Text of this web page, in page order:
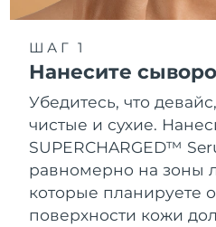
ШАГ 1
Нанесите
Убедитесь, что
чистые и сухие.
SUPERCHARGED™
равномерно на зоны
которые планируете
поверхности кожи